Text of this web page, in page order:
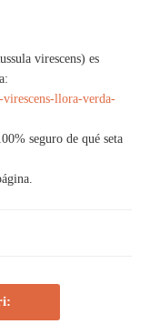
virescens) es
llora-verda-
seguro de qué seta